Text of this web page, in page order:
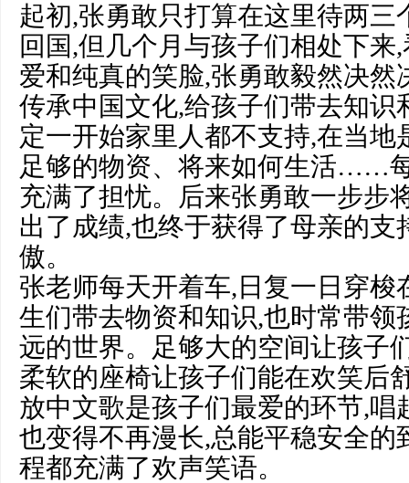
起初,张勇敢只打算在这里待两三
回国,但几个月与孩子们相处下来
爱和纯真的笑脸,张勇敢毅然决然
传承中国文化,给孩子们带去知识
定一开始家里人都不支持,在当地
足够的物资、将来如何生活……
充满了担忧。后来张勇敢一步步
出了成绩,也终于获得了母亲的支
傲。
张老师每天开着车,日复一日穿梭
生们带去物资和知识,也时常带领
远的世界。足够大的空间让孩子
柔软的座椅让孩子们能在欢笑后
放中文歌是孩子们最爱的环节,唱
也变得不再漫长,总能平稳安全的
程都充满了欢声笑语。